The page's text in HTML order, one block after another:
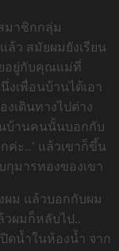
สมาชิกกลุ่ม
ล้ว สมัยผมยังเรียน
ยอยู่กับคุณแม่ที่
เพื่อนบ้านได้เอา
งเดินทางไปต่าง
บ้านคนนั้นบอกกับ
ค่ะ..’ แล้วเขาก็ขึ้น
กุมารทองของเขา
ผม แล้วบอกกับผม
วผมก็หลับไป..
ดน้ำในห้องน้ำ จาก